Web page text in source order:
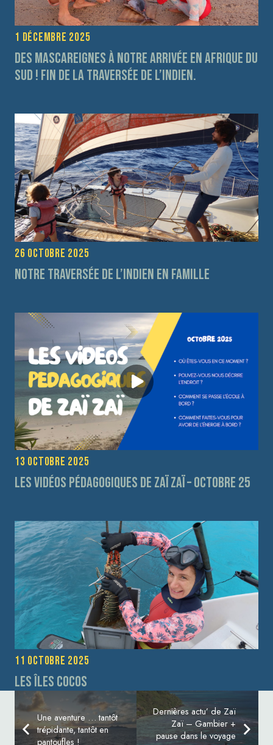
1 décembre 2025
Des Mascareignes à notre arrivée en Afrique du
Sud ! fin de la traversée de l’Indien.
26 octobre 2025
Notre traversée de l’Indien en Famille
13 octobre 2025
Les vidéos pédagogiques de Zaï Zaï – Octobre 25
11 octobre 2025
Les îles Cocos
Une aventure … tantôt
trépidante, tantôt en
pantoufles !
Dernières actu’ de Zaï
Zaï – Gambier +
pause dans le voyage